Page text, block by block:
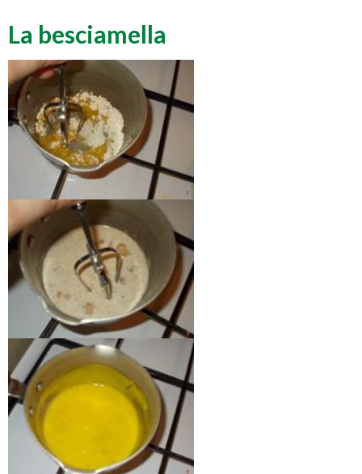
La besciamella